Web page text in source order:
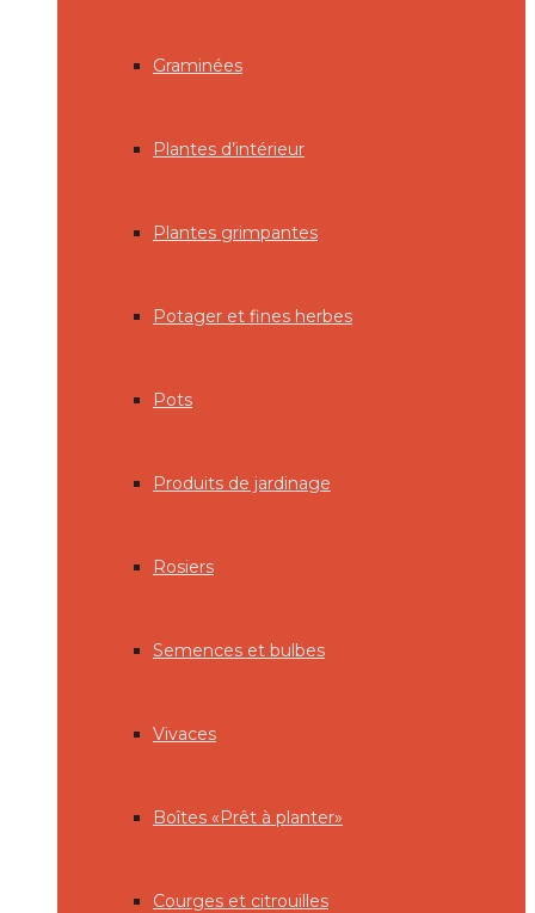
Graminées
Plantes d’intérieur
Plantes grimpantes
Potager et fines herbes
Pots
Produits de jardinage
Rosiers
Semences et bulbes
Vivaces
Boîtes «Prêt à planter»
Courges et citrouilles